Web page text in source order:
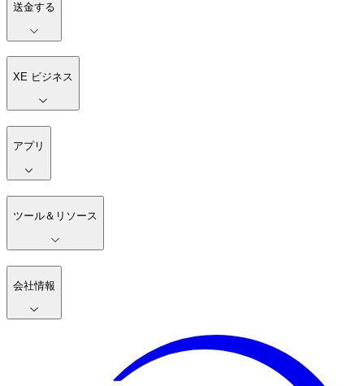
送金する
XE ビジネス
アプリ
ツール＆リソース
会社情報